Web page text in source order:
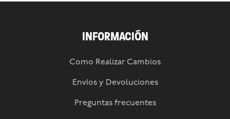
INFORMACIÓN
Como Realizar Cambios
Envíos y Devoluciones
Preguntas frecuentes